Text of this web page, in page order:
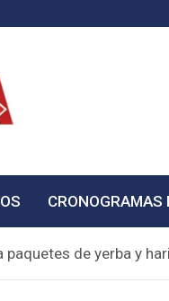
CRONOGRAMAS
paquetes de yerba y